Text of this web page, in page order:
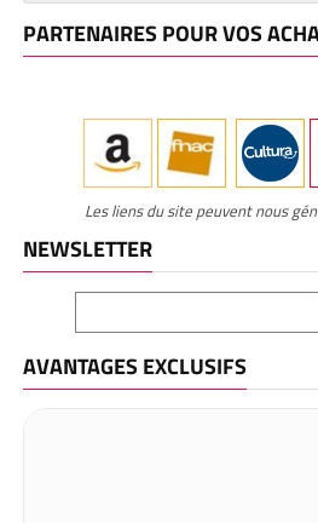
PARTENAIRES POUR VOS
Les liens du site peuvent nous
NEWSLETTER
AVANTAGES EXCLUSIFS